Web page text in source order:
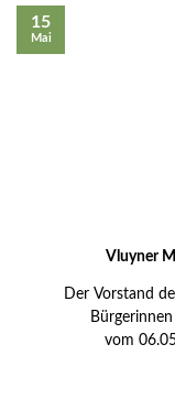
Vluyner
Der Vorstand
vom
15
Mai